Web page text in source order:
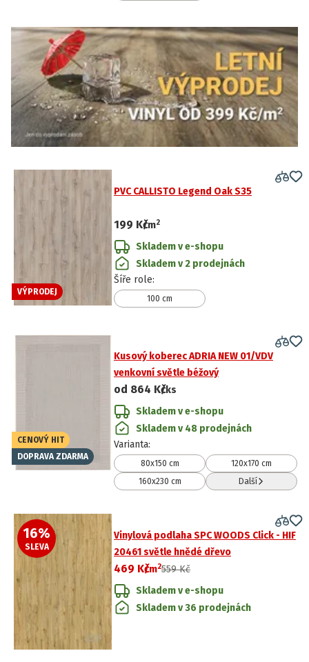
VÝPRODEJ
PVC CALLISTO Legend Oak S35
199 Kč
/m2
Skladem v e-shopu
Skladem v 2 prodejnách
Šíře role:
100 cm
CENOVÝ HIT
DOPRAVA ZDARMA
Kusový koberec ADRIA NEW 01/VDV
venkovní světle béžový
od 864 Kč/ks
Skladem v e-shopu
Skladem v 48 prodejnách
Varianta:
80x150 cm
120x170 cm
160x230 cm
Další
16%
SLEVA
Vinylová podlaha SPC WOODS Click - HIF
20461 světle hnědé dřevo
469 Kč
/m2559 Kč
Skladem v e-shopu
Skladem v 36 prodejnách